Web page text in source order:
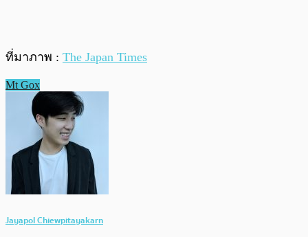
ที่มาภาพ : The Japan Times
Mt Gox
Jayapol Chiewpitayakarn